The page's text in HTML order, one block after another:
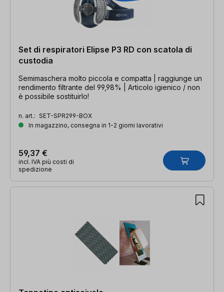
Set di respiratori Elipse P3 RD con scatola di
custodia
Semimaschera molto piccola e compatta | raggiunge un
rendimento filtrante del 99,98% | Articolo igienico / non
è possibile sostituirlo!
n. art.: SET-SPR299-BOX
In magazzino, consegna in 1-2 giorni lavorativi
59,37 €
incl. IVA più costi di
spedizione